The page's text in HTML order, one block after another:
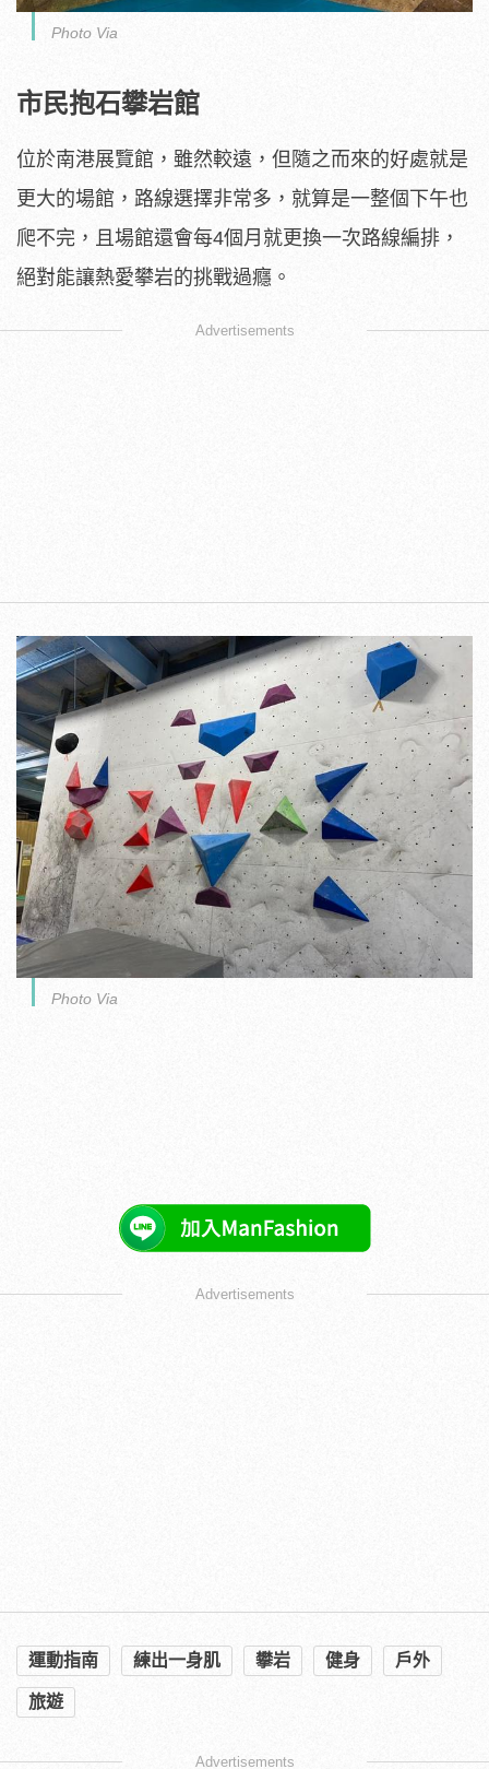
Photo Via
市民抱石攀岩館
位於南港展覽館，雖然較遠，但隨之而來的好處就是
更大的場館，路線選擇非常多，就算是一整個下午也
爬不完，且場館還會每4個月就更換一次路線編排，
絕對能讓熱愛攀岩的挑戰過癮。
Advertisements
Photo Via
Advertisements
運動指南 練出一身肌 攀岩 健身 戶外
旅遊
Advertisements